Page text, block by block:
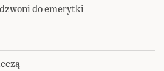
do emerytki